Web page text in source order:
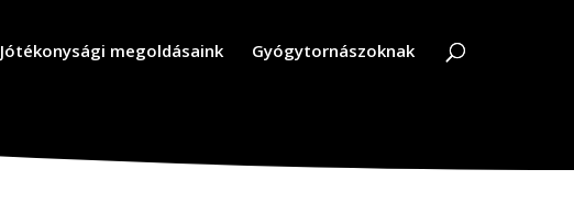
Jótékonysági megoldásaink Gyógytornászoknak